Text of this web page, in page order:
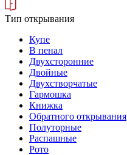
Тип открывания
Купе
В пенал
Двухсторонние
Двойные
Двухстворчатые
Гармошка
Книжка
Обратного открывания
Полуторные
Распашные
Рото